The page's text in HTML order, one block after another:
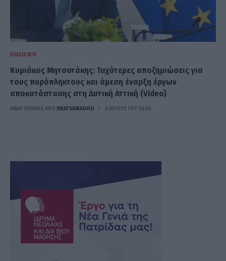
ΠΟΛΙΤΙΚΉ
Κυριάκος Μητσοτάκης: Ταχύτερες αποζημιώσεις για
τους πυρόπληκτους και άμεση έναρξη έργων
αποκατάστασης στη Δυτική Αττική (Video)
ΑΝΑΡΤΗΘΗΚΕ ΑΠΟ DKATSAMADOU 5 ΑΥΓΟΎΣΤΟΥ 2026